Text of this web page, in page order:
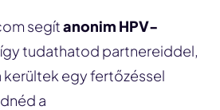
segítanonim HPV-
tudathatod partnereiddel,
egy fertőzéssel
a